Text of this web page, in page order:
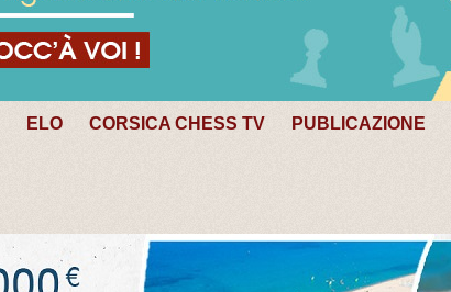
ELO CORSICA CHESS TV PUBLICAZIONE